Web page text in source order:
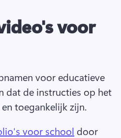
voor
voor educatieve
dat de instructies op het
toegankelijk zijn.
voor school door